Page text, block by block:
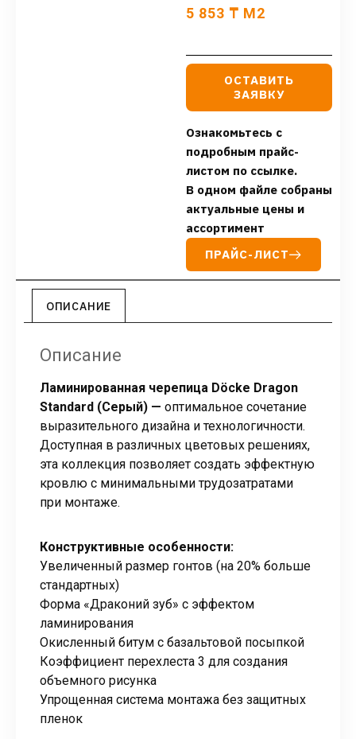
5 853 ₸ М2
ОСТАВИТЬ
ЗАЯВКУ
Ознакомьтесь с
подробным прайс-
листом по ссылке.
В одном файле собраны
актуальные цены и
ассортимент
ПРАЙС-ЛИСТ
ОПИСАНИЕ
Описание
Ламинированная черепица Döcke Dragon
Standard (Серый) — оптимальное сочетание
выразительного дизайна и технологичности.
Доступная в различных цветовых решениях,
эта коллекция позволяет создать эффектную
кровлю с минимальными трудозатратами
при монтаже.
Конструктивные особенности:
Увеличенный размер гонтов (на 20% больше
стандартных)
Форма «Драконий зуб» с эффектом
ламинирования
Окисленный битум с базальтовой посыпкой
Коэффициент перехлеста 3 для создания
объемного рисунка
Упрощенная система монтажа без защитных
пленок